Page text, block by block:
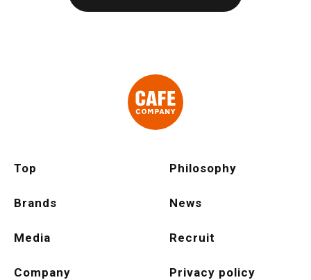
Top Philosophy
Brands News
Media Recruit
Company Privacy policy